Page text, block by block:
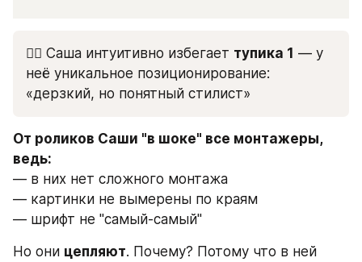
👉🏻 Саша интуитивно избегает тупика 1 — у
неё уникальное позиционирование:
«дерзкий, но понятный стилист»
От роликов Саши "в шоке" все монтажеры,
ведь:
— в них нет сложного монтажа
— картинки не вымерены по краям
— шрифт не "самый-самый"
Но они цепляют. Почему? Потому что в ней